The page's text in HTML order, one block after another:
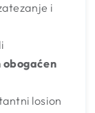
i
losion